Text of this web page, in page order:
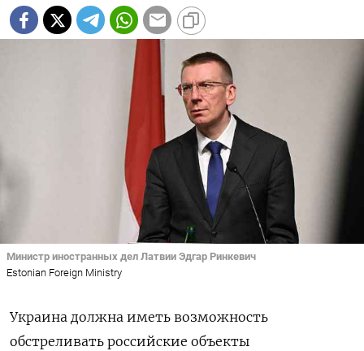
Министр иностранных дел Латвии Эдгар Ринкевич
Estonian Foreign Ministry
Украина должна иметь возможность
обстреливать российские объекты